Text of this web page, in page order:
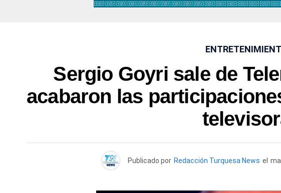
Sergio Goyri sale de
acabaron las
Publicado por Redacción Turquesa News el